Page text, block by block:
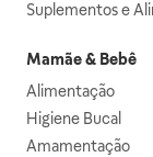
Suplementos e
Mamãe & Bebê
Alimentação
Higiene Bucal
Amamentação